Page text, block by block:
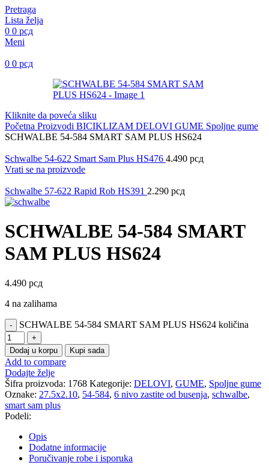
Pretraga
Lista želja
0 0 рсд
Meni
0 0 рсд
Kliknite da poveća sliku
Početna Proizvodi BICIKLIZAM DELOVI GUME Spoljne gume
SCHWALBE 54-584 SMART SAM PLUS HS624
Schwalbe 54-622 Smart Sam Plus HS476 4.490 рсд
Vrati se na proizvode
Schwalbe 57-622 Rapid Rob HS391 2.290 рсд
SCHWALBE 54-584 SMART
SAM PLUS HS624
4.490 рсд
4 na zalihama
SCHWALBE 54-584 SMART SAM PLUS HS624 količina
Dodaj u korpu Kupi sada
Add to compare
Dodajte želje
Šifra proizvoda: 1768 Kategorije: DELOVI, GUME, Spoljne gume
Oznake: 27.5x2.10, 54-584, 6 nivo zastite od busenja, schwalbe,
smart sam plus
Podeli:
Opis
Dodatne informacije
Poručivanje robe i isporuka